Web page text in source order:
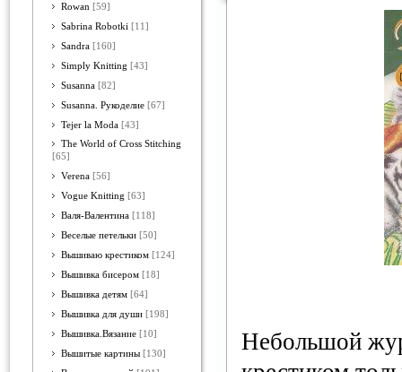
Rowan [59]
Sabrina Robotki [11]
Sandra [160]
Simply Knitting [43]
Susanna [82]
Susanna. Рукоделие [67]
Tejer la Moda [43]
The World of Cross Stitching
[65]
Verena [56]
Vogue Knitting [63]
Валя-Валентина [118]
Веселые петельки [50]
Вышиваю крестиком [124]
Вышивка бисером [18]
Вышивка детям [64]
Вышивка для души [198]
Вышивка.Вязание [10]
Вышитые картины [130]
Небольшой